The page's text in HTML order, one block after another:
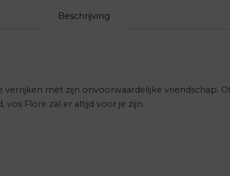
Beschrijving
met zijn onvoorwaardelijke vriendschap.
Flore zal er altijd voor je zijn.